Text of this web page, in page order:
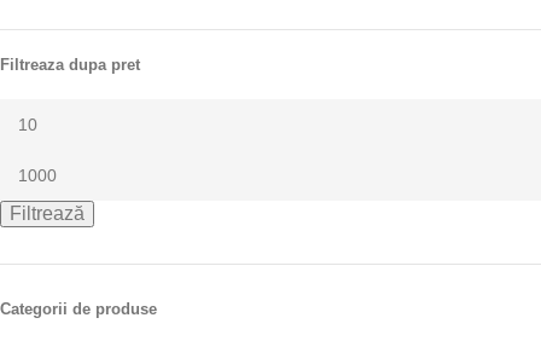
Filtreaza dupa pret
Filtrează
Categorii de produse